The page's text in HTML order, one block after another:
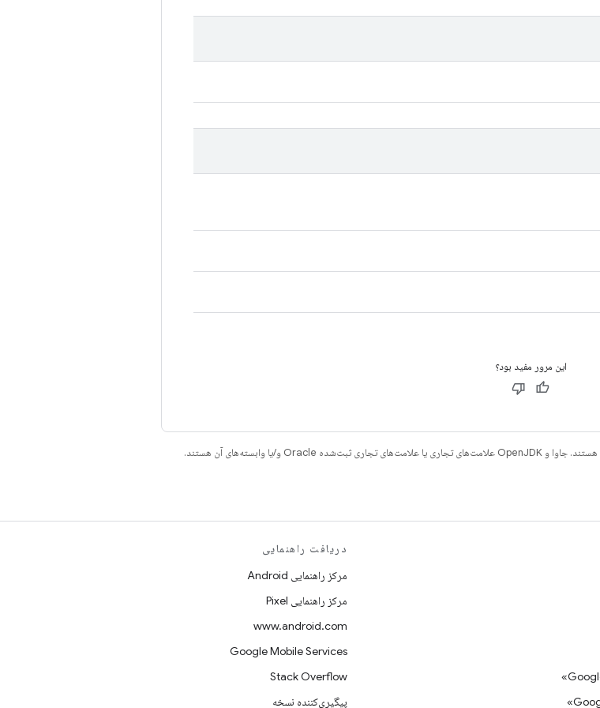
این مرور مفید بود؟
هستند. جاوا و OpenJDK علامت‌های تجاری یا علامت‌های تجاری ثبت‌شده Oracle و/یا وابسته‌های آن هستند.
دریافت راهنمایی
مرکز راهنمایی Android
مرکز راهنمایی Pixel
www.android.com
Google Mobile Services
Stack Overflow
پیگیری‌کننده نسخه